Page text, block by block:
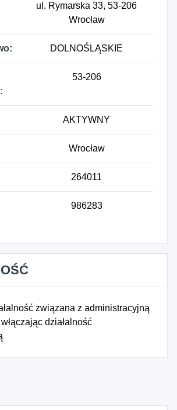
ul. Rymarska 33, 53-206
Wrocław
DOLNOŚLĄSKIE
53-206
AKTYWNY
Wrocław
264011
986283
związana z administracyjną
działalność